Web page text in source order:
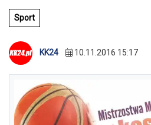
Sport
KK24 10.11.2016 15:17